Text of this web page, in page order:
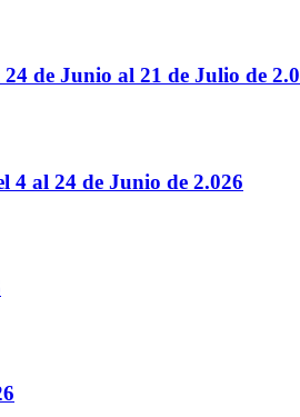
de Junio al 21 de Julio de
al 24 de Junio de 2.026